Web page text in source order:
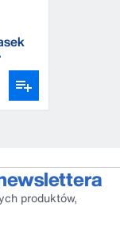
produktów,